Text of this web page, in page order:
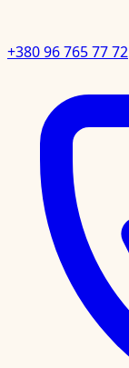
+380 96 765 77 72